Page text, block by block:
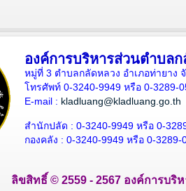
องค์การบริหารส่วนตำบลก
หมู่ที่ 3 ตำบลกลัดหลวง อำเภอท่ายาง
โทรศัพท์ 0-3240-9949 หรือ 0-3289-
E-mail : kladluang@kladluang.go.th
สำนักปลัด : 0-3240-9949 หรือ 0-
กองคลัง : 0-3240-9949 หรือ 0-3289-
ลิขสิทธิ์ © 2559 - 2567 องค์การบริ